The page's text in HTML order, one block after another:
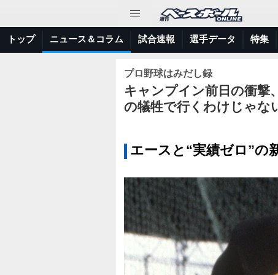
トップ ニュース＆コラム 試合速報 選手データ 特集
プロ野球はみだし録
キャンプイン前日の衝撃
の犠牲で行くわけじゃな
エースと“実績ゼロ”の